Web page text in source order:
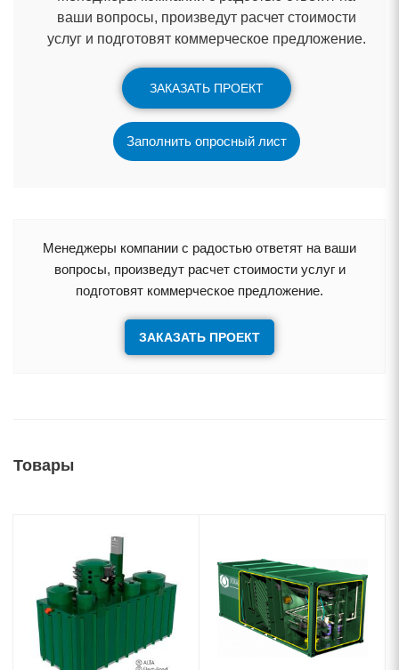
аши вопросы, произведут расчет стоимости
услуг и подготовят коммерческое предложение.
ЗАКАЗАТЬ ПРОЕКТ
Заполнить опросный лист
Менеджеры компании с радостью ответят на ваши
опросы, произведут расчет стоимости услуг и
подготовят коммерческое предложение.
ЗАКАЗАТЬ ПРОЕКТ
Товары